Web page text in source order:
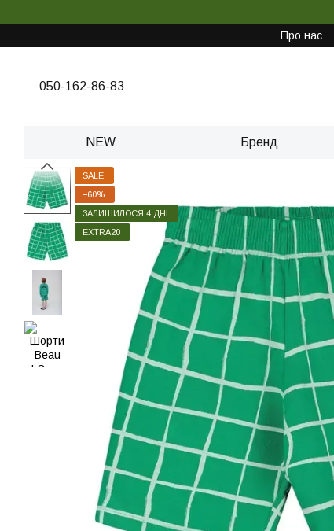
Про нас
050-162-86-83
NEW Бренд
SALE
−60%
ЗАЛИШИЛОСЯ 4 ДНІ
EXTRA20